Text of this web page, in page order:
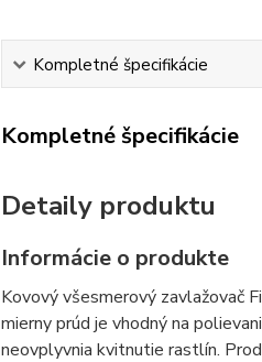
Kompletné špecifikácie
Kompletné špecifikácie
Detaily produktu
Informácie o produkte
Kovový všesmerový zavlažovač
mierny prúd je vhodný na
neovplyvnia kvitnutie rastlín.